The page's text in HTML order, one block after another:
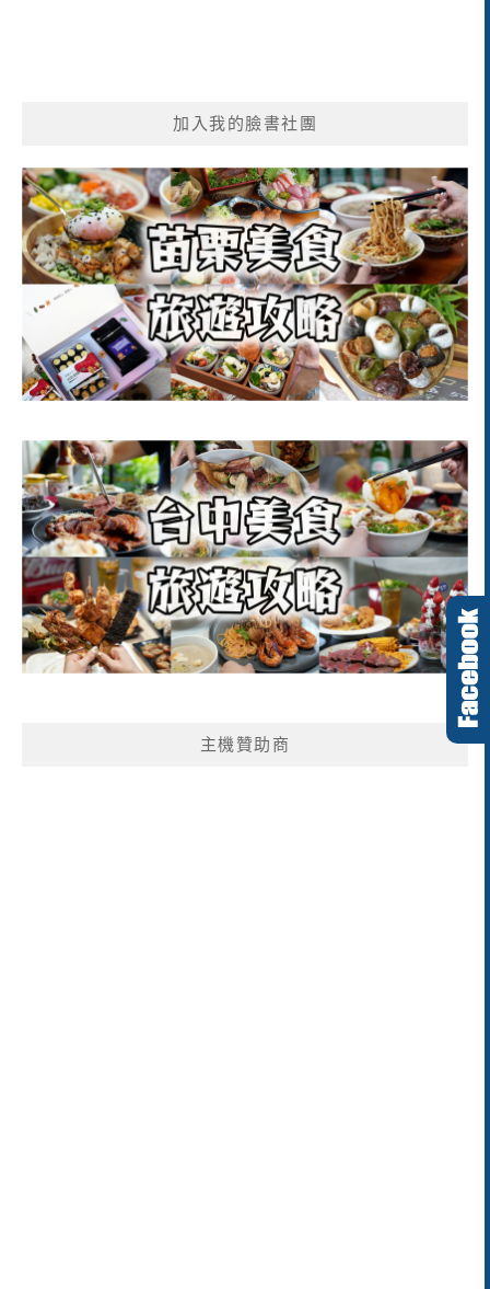
加入我的臉書社團
主機贊助商